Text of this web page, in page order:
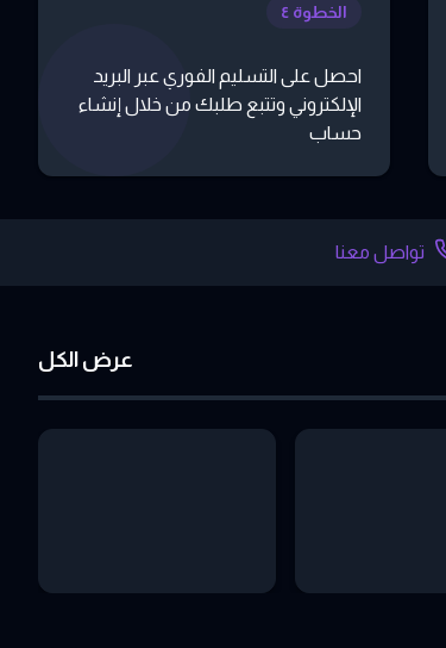
الخطوة ٤
احصل على التسليم الفوري عبر البريد
الإلكتروني وتتبع طلبك من خلال إنشاء
حساب
تواصل معنا
عرض الكل